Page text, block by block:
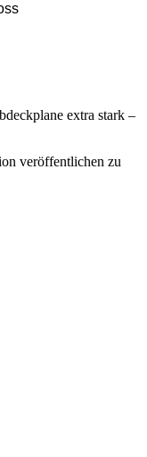
extra stark –
veröffentlichen zu